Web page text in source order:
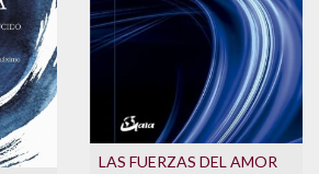
LAS FUERZAS DEL AMOR